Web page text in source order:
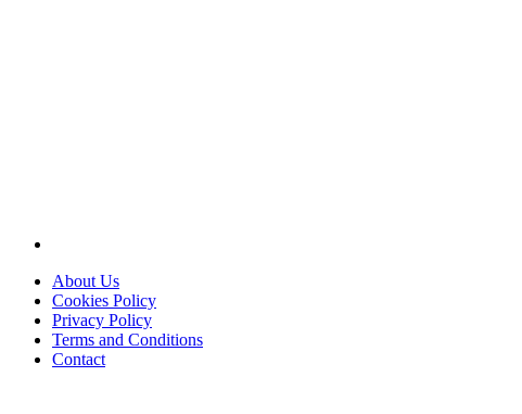
About Us
Cookies Policy
Privacy Policy
Terms and Conditions
Contact